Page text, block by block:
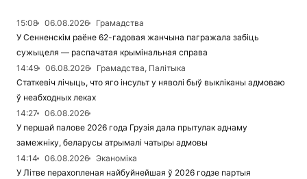
15:08 06.08.2026
Грамадства
У Сенненскім раёне 62-гадовая жанчына пагражала забіць
сужыцеля — распачатая крымінальная справа
14:49
06.08.2026
Грамадства, Палітыка
Статкевіч лічыць, что яго інсульт у няволі быў выкліканы адмоваю
ў неабходных леках
14:27
06.08.2026
У першай палове 2026 года Грузія дала прытулак аднаму
замежніку, беларусы атрымалі чатыры адмовы
14:14
06.08.2026
Эканоміка
У Літве перахопленая найбуйнейшая ў 2026 годзе партыя